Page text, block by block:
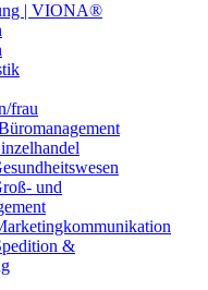
| VIONA®
frau
und
&